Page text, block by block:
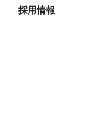
採用情報